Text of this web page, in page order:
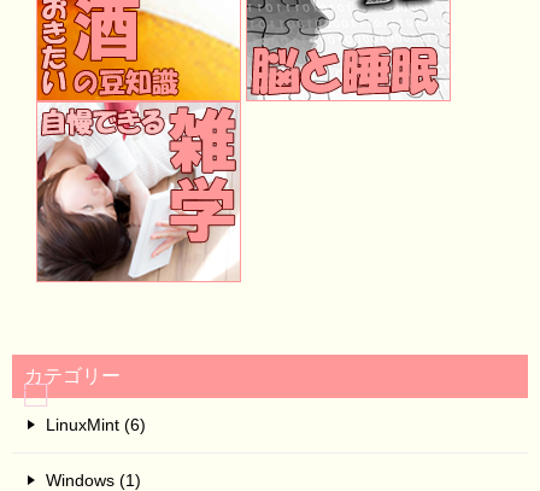
カテゴリー
LinuxMint (6)
Windows (1)